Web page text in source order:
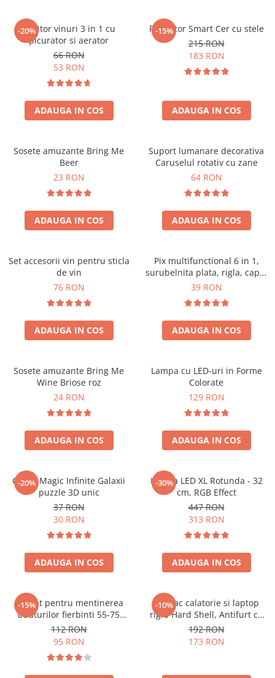
-20%
Racitor vinuri 3 in 1 cu
picurator si aerator
66 RON
53 RON
ADAUGA IN COS
-15%
Proiector Smart Cer cu stele
215 RON
183 RON
ADAUGA IN COS
Sosete amuzante Bring Me
Beer
23 RON
ADAUGA IN COS
Suport lumanare decorativa
Caruselul rotativ cu zane
64 RON
ADAUGA IN COS
Set accesorii vin pentru sticla
de vin
76 RON
ADAUGA IN COS
Pix multifunctional 6 in 1,
surubelnita plata, rigla, capat
touchscreen, nivela cu bula
39 RON
ADAUGA IN COS
Sosete amuzante Bring Me
Wine Briose roz
24 RON
ADAUGA IN COS
Lampa cu LED-uri in Forme
Colorate
129 RON
ADAUGA IN COS
-20%
Cubul Magic Infinite Galaxii
puzzle 3D unic
37 RON
30 RON
ADAUGA IN COS
-30%
Lampa LED XL Rotunda - 32
cm, RGB Effect
447 RON
313 RON
ADAUGA IN COS
-15%
Aparat pentru mentinerea
bauturilor fierbinti 55-75
grade
112 RON
95 RON
-10%
Rucsac calatorie si laptop
rigid Hard Shell, Antifurt cu
port USB, Waterproof,
44x30x17 cm,
192 RON
173 RON